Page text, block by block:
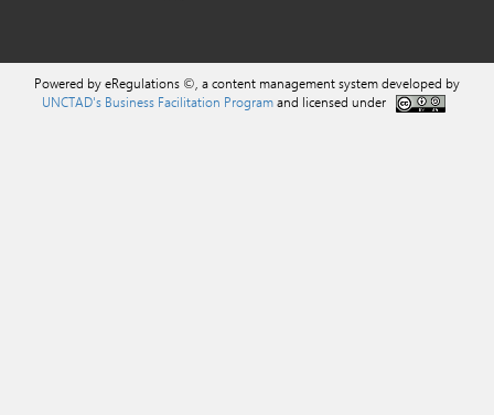
Powered by eRegulations ©, a content management system developed by
UNCTAD's Business Facilitation Programand licensed under